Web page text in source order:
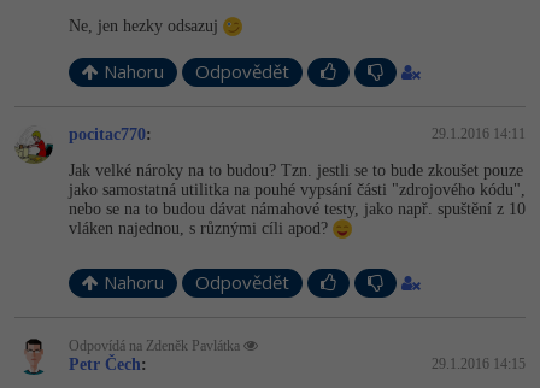
Ne, jen hezky odsazuj
Nahoru Odpovědět
pocitac770: 29.1.2016 14:11
Jak velké nároky na to budou? Tzn. jestli se to bude zkoušet pouze
jako samostatná utilitka na pouhé vypsání části "zdrojového kódu",
nebo se na to budou dávat námahové testy, jako např. spuštění z 10
vláken najednou, s různými cíli apod?
Nahoru Odpovědět
Odpovídá na Zdeněk Pavlátka
Petr Čech: 29.1.2016 14:15